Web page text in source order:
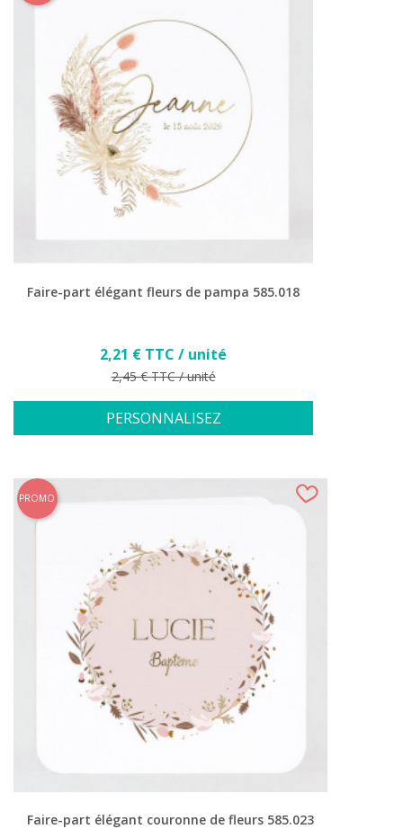
Faire-part élégant fleurs de pampa 585.018
Prix
2,21 € TTC / unité
Prix de base
2,45 € TTC / unité
PERSONNALISEZ
Faire-part élégant couronne de fleurs 585.023
PROMO